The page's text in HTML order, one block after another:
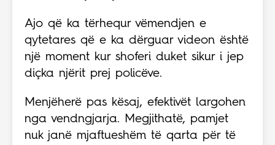
Ajo që ka tërhequr vëmendjen e
qytetares që e ka dërguar videon është
një moment kur shoferi duket sikur i jep
diçka njërit prej policëve.
Menjëherë pas kësaj, efektivët largohen
nga vendngjarja. Megjithatë, pamjet
nuk janë mjaftueshëm të qarta për të